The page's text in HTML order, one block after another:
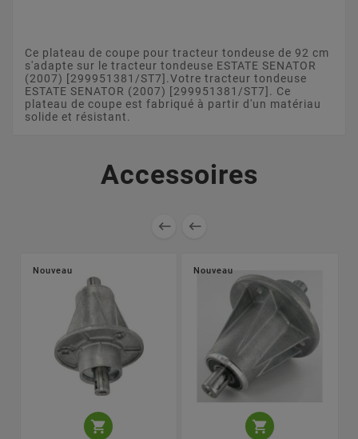
Ce plateau de coupe pour tracteur tondeuse de 92 cm
s'adapte sur le tracteur tondeuse ESTATE SENATOR
(2007) [299951381/ST7].Votre tracteur tondeuse
ESTATE SENATOR (2007) [299951381/ST7]. Ce
plateau de coupe est fabriqué à partir d'un matériau
solide et résistant.
Accessoires
 
Nouveau

Nouveau
